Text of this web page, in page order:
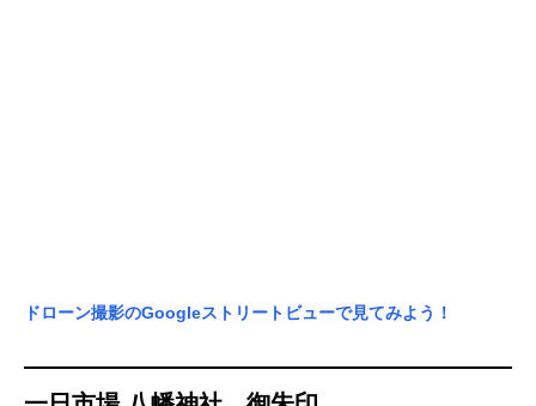
ドローン撮影のGoogleストリートビューで見てみよう！